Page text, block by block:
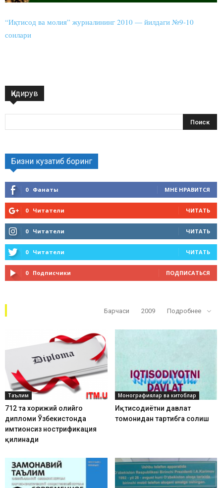
“Иқтисод ва молия” журналининг 2010 — йилдаги №9-10
сонлари
Қидирув
Бизни кузатиб боринг
0 Фанаты МНЕ НРАВИТСЯ
0 Читатели ЧИТАТЬ
0 Читатели ЧИТАТЬ
0 Читатели ЧИТАТЬ
0 Подписчики ПОДПИСАТЬСЯ
Барчаси 2009 Подробнее
Таълим
712 та хорижий олийгоҳ
дипломи Ўзбекистонда
имтиҳонсиз нострификация
қилинади
Монографиялар ва китоблар
Иқтисодиётни давлат
томонидан тартибга солиш